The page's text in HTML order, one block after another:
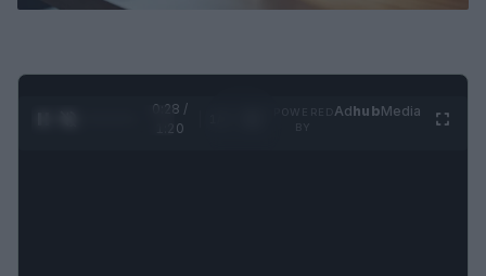
0:29 /
1:20
AdhubMedia